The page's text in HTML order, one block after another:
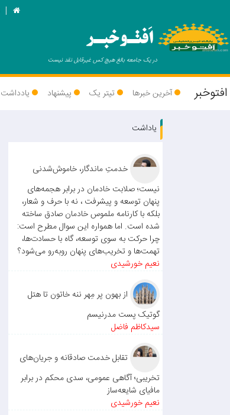
اَفتـوخبـر
در یک جامعه بالغ هیچ کس غیرقابل نقد نیست
افتوخبر آخرین خبرها تیتر یک پیشنهاد یادداشت
یاداشت
خدمتِ ماندگار، خاموش‌شدنی
نیست؛ صلابت خادمان در برابر هجمه‌های
پنهان توسعه و پیشرفت ، نه با حرف و شعار،
بلکه با کارنامه ملموس خادمان صادق ساخته
شده است. اما همواره این سوال مطرح است:
چرا حرکت به سوی توسعه، گاه با حسادت‌ها،
تهمت‌ها و تخریب‌های پنهان روبه‌رو می‌شود؟
نعیم خورشیدی
از بهون پر مِهر ننه خاتون تا هتل
گوتیک پست مدرنیسم
سیدکاظم فاضل
تقابل خدمت صادقانه و جریان‌های
تخریبی؛ آگاهی عمومی، سدی محکم در برابر
مافیای شایعه‌ساز
نعیم خورشیدی